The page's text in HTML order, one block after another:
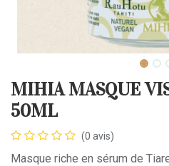
MIHIA MASQUE
50ML
(0 avis)
Masque riche en sérum de